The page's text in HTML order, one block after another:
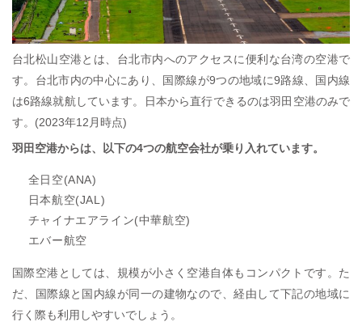
台北松山空港とは、台北市内へのアクセスに便利な台湾の空港で
す。台北市内の中心にあり、国際線が9つの地域に9路線、国内線
は6路線就航しています。日本から直行できるのは羽田空港のみで
す。(2023年12月時点)
羽田空港からは、以下の4つの航空会社が乗り入れています。
全日空(ANA)
日本航空(JAL)
チャイナエアライン(中華航空)
エバー航空
国際空港としては、規模が小さく空港自体もコンパクトです。た
だ、国際線と国内線が同一の建物なので、経由して下記の地域に
行く際も利用しやすいでしょう。